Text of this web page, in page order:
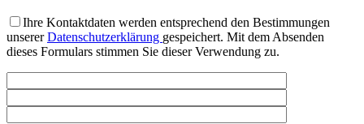
Ihre Kontaktdaten werden entsprechend den Bestimmungen
unsererDatenschutzerklärung gespeichert. Mit dem Absenden
dieses Formulars stimmen Sie dieser Verwendung zu.